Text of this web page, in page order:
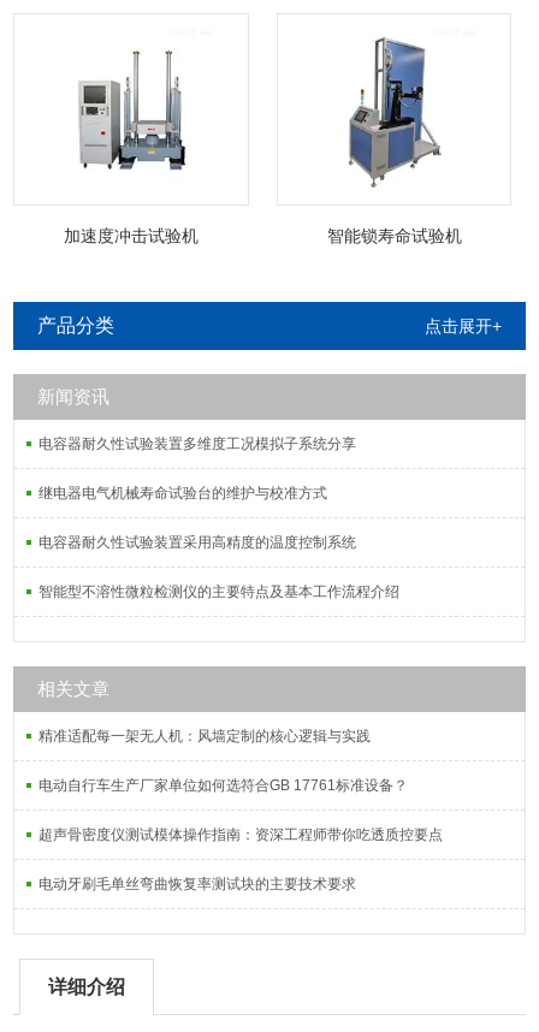
加速度冲击试验机 智能锁寿命试验机
产品分类 点击展开+
新闻资讯
电容器耐久性试验装置多维度工况模拟子系统分享
继电器电气机械寿命试验台的维护与校准方式
电容器耐久性试验装置采用高精度的温度控制系统
智能型不溶性微粒检测仪的主要特点及基本工作流程介绍
相关文章
精准适配每一架无人机：风墙定制的核心逻辑与实践
电动自行车生产厂家单位如何选符合GB 17761标准设备？
超声骨密度仪测试模体操作指南：资深工程师带你吃透质控要点
电动牙刷毛单丝弯曲恢复率测试块的主要技术要求
详细介绍